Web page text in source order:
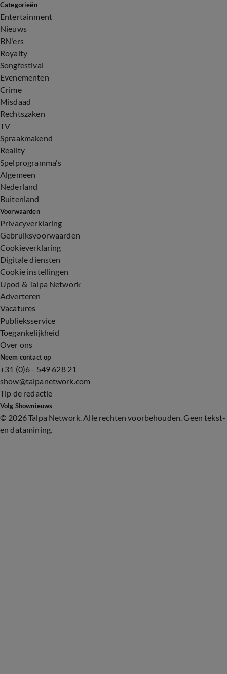
Categorieën
Entertainment
Nieuws
BN'ers
Royalty
Songfestival
Evenementen
Crime
Misdaad
Rechtszaken
TV
Spraakmakend
Reality
Spelprogramma's
Algemeen
Nederland
Buitenland
Voorwaarden
Privacyverklaring
Gebruiksvoorwaarden
Cookieverklaring
Digitale diensten
Cookie instellingen
Upod & Talpa Network
Adverteren
Vacatures
Publieksservice
Toegankelijkheid
Over ons
Neem contact op
+31 (0)6 - 549 628 21
show@talpanetwork.com
Tip de redactie
Volg Shownieuws
© 2026 Talpa Network. Alle rechten voorbehouden. Geen tekst-
en datamining.